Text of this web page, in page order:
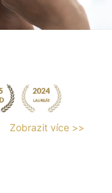
Zobrazit více >>